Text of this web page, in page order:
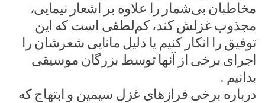
مخاطبان بی‌شمار را علاوه بر اشعار نیمایی،
مجذوب غزلش کند، کم‌لطفی است که این
توفیق را انکار کنیم یا دلیل مانایی شعرشان را
اجرای برخی از آنها توسط بزرگان موسیقی
بدانیم .
درباره برخی فرازهای غزل سیمین و ابتهاج که